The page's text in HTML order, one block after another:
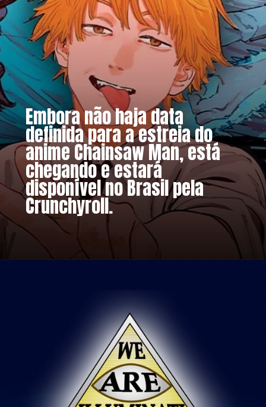
Embora não haja data
definida para a estreia do
anime Chainsaw Man, está
chegando e estará
disponível no Brasil pela
Crunchyroll.